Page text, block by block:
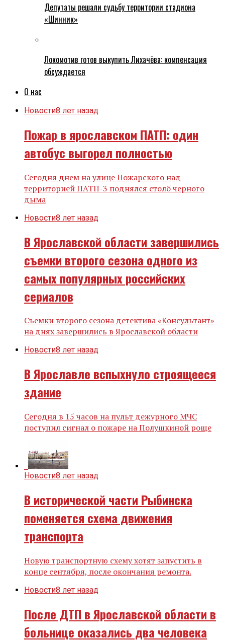
Депутаты решали судьбу территории стадиона
«Шинник»
Локомотив готов выкупить Лихачёва: компенсация
обсуждается
О нас
Новости8 лет назад
Пожар в ярославском ПАТП: один
автобус выгорел полностью
Сегодня днем на улице Пожарского над
территорией ПАТП-3 поднялся столб черного
дыма
Новости8 лет назад
В Ярославской области завершились
съемки второго сезона одного из
самых популярных российских
сериалов
Съемки второго сезона детектива «Консультант»
на днях завершились в Ярославской области
Новости8 лет назад
В Ярославле вспыхнуло строящееся
здание
Сегодня в 15 часов на пульт дежурного МЧС
поступил сигнал о пожаре на Полушкиной роще
Новости8 лет назад
В исторической части Рыбинска
поменяется схема движения
транспорта
Новую транспортную схему хотят запустить в
конце сентября, после окончания ремонта.
Новости8 лет назад
После ДТП в Ярославской области в
больнице оказались два человека